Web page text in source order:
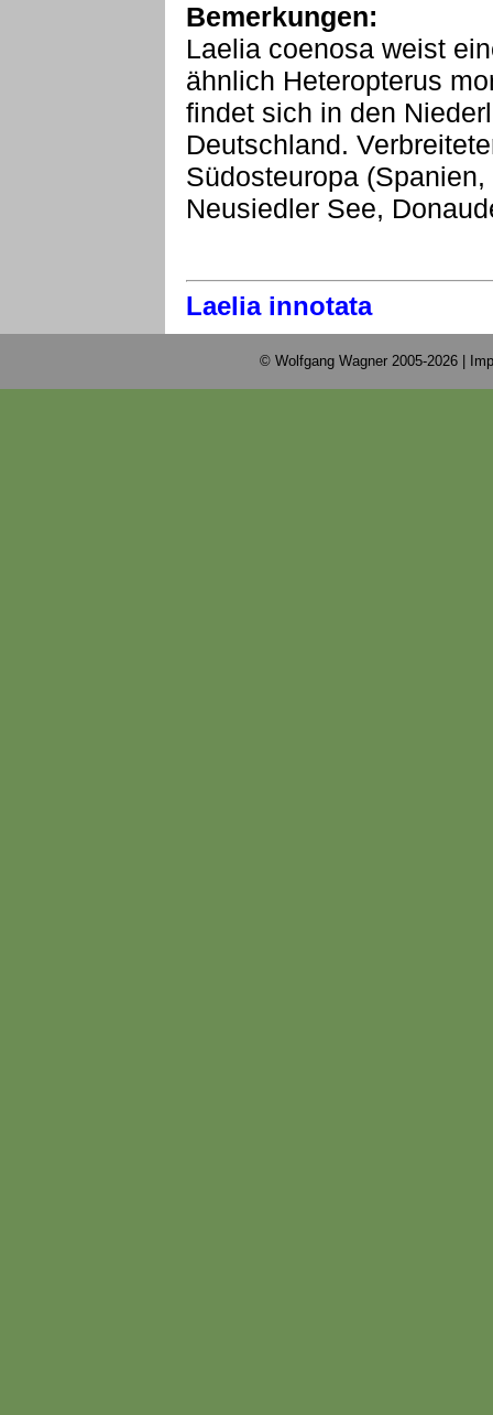
Bemerkungen:
Laelia coenosa weist
ähnlich Heteropterus
findet sich in den
Deutschland.
Südosteuropa
Neusiedler See,
Laelia innotata
© Wolfgang Wagner 2005-2026 |